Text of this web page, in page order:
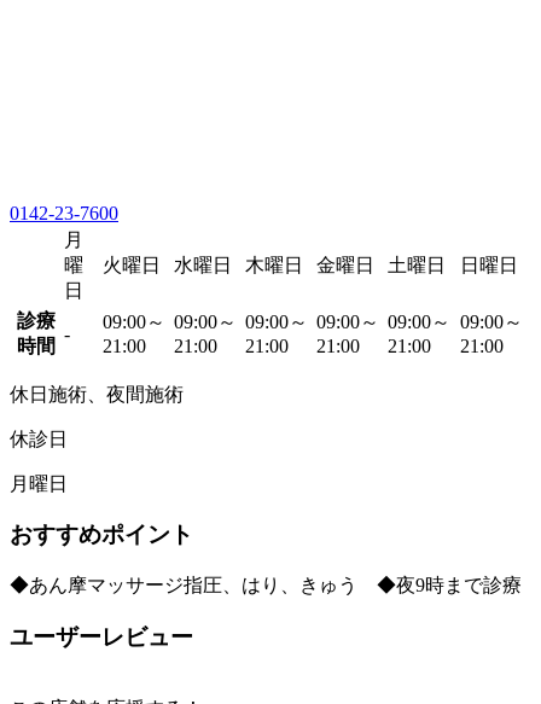
0142-23-7600
月
曜
日
火曜日 水曜日 木曜日 金曜日 土曜日 日曜日
診療
時間
-
09:00～
21:00
09:00～
21:00
09:00～
21:00
09:00～
21:00
09:00～
21:00
09:00～
21:00
休日施術、夜間施術
休診日
月曜日
おすすめポイント
◆あん摩マッサージ指圧、はり、きゅう ◆夜9時まで診療
ユーザーレビュー